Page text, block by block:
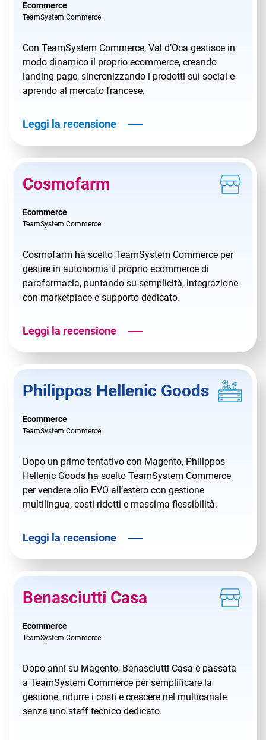
Ecommerce
TeamSystem Commerce
Con TeamSystem Commerce, Val d’Oca gestisce in
modo dinamico il proprio ecommerce, creando
landing page, sincronizzando i prodotti sui social e
aprendo al mercato francese.
Leggi la recensione
Cosmofarm
Ecommerce
TeamSystem Commerce
Cosmofarm ha scelto TeamSystem Commerce per
gestire in autonomia il proprio ecommerce di
parafarmacia, puntando su semplicità, integrazione
con marketplace e supporto dedicato.
Leggi la recensione
Philippos Hellenic Goods
Ecommerce
TeamSystem Commerce
Dopo un primo tentativo con Magento, Philippos
Hellenic Goods ha scelto TeamSystem Commerce
per vendere olio EVO all’estero con gestione
multilingua, costi ridotti e massima flessibilità.
Leggi la recensione
Benasciutti Casa
Ecommerce
TeamSystem Commerce
Dopo anni su Magento, Benasciutti Casa è passata
a TeamSystem Commerce per semplificare la
gestione, ridurre i costi e crescere nel multicanale
senza uno staff tecnico dedicato.